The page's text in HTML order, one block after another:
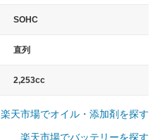
SOHC
直列
2,253cc
楽天市場でオイル・添加剤を探す
楽天市場でバッテリーを探す